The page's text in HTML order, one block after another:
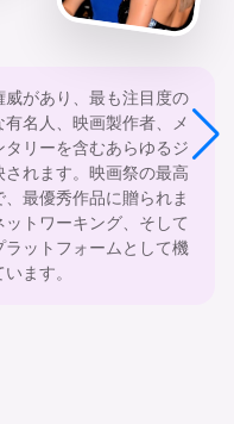
があり、最も注目度の
名人、映画製作者、メ
リーを含むあらゆるジ
れます。映画祭の最高
最優秀作品に贈られま
トワーキング、そして
ットフォームとして機
ます。